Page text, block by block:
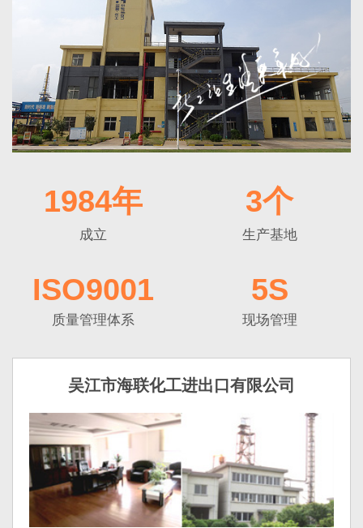
1984年
成立
3个
生产基地
ISO9001
质量管理体系
5S
现场管理
吴江市海联化工进出口有限公司